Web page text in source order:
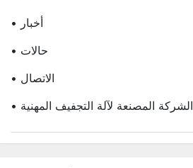
• أخبار
• حالات
• الاتصال
• الشركة المصنعة لآلة التجفيف المهنية